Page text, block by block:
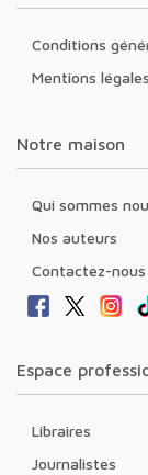
Conditions
Mentions légales
Notre maison
Qui sommes
Nos auteurs
Contactez-nous
Espace
Libraires
Journalistes